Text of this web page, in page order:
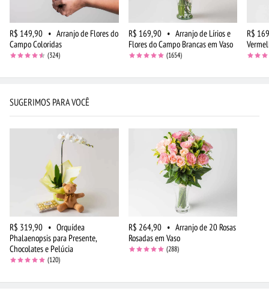
R$ 149,90 • Arranjo de Flores do
Campo Coloridas
(324)
R$ 169,90 • Arranjo de Lírios e
Flores do Campo Brancas em Vaso
(1654)
R$
SUGERIMOS PARA VOCÊ
R$ 319,90 • Orquídea
Phalaenopsis para Presente,
Chocolates e Pelúcia
(120)
R$ 264,90 • Arranjo de 20 Rosas
Rosadas em Vaso
(288)